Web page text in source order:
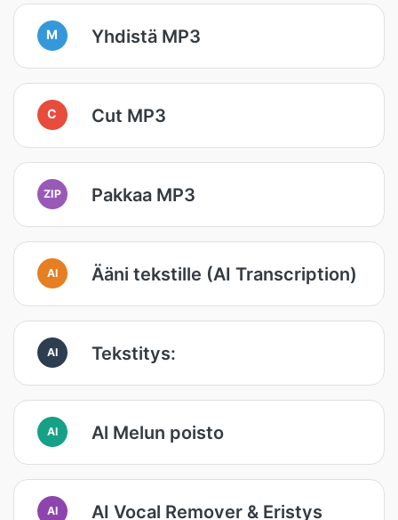
M Yhdistä MP3
C Cut MP3
ZIP Pakkaa MP3
AI Ääni tekstille (AI Transcription)
AI Tekstitys:
AI Al Melun poisto
AI AI Vocal Remover & Eristys